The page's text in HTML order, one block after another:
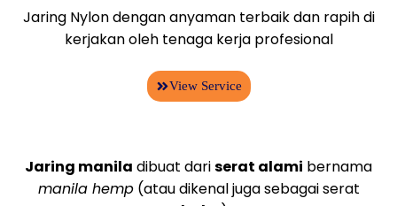
Jaring Nylon dengan anyaman terbaik dan rapih di
kerjakan oleh tenaga kerja profesional
View Service
Jaring manila dibuat dariserat alami bernama
manila hemp(atau dikenal juga sebagai serat